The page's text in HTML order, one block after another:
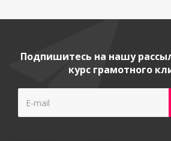
Подпишитесь на нашу
курс грамотного